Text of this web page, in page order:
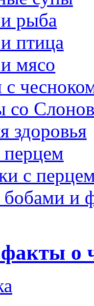
рыба
птица
мясо
с
со
здоровья
перцем
с
бобами и
о